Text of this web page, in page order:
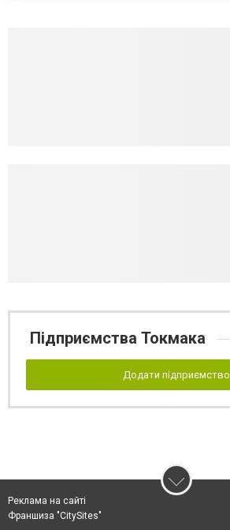
Підприємства Токмака
Додати підприємство
Реклама на сайті
Франшиза "CitySites"